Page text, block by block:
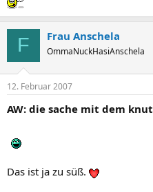
F Frau Anschela
OmmaNuckHasiAnschela
12. Februar 2007
AW: die sache mit dem
Das ist ja zu süß.